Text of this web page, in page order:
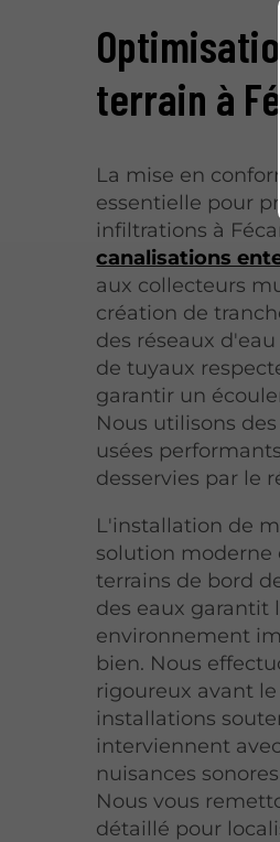
terrain à
La mise en
essentielle pour
infiltrations à
canalisations
aux collecteurs
création de
des réseaux
de tuyaux
garantir un
Nous utilisons
usées
desservies par le
L'installation de
solution moderne
terrains de bord
des eaux garantit
environnement
bien. Nous
rigoureux avant
installations
interviennent
nuisances
Nous vous
détaillé pour